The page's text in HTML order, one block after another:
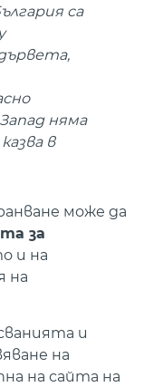
са
няма
в
може да
за
и на
на
и
на
на сайта на